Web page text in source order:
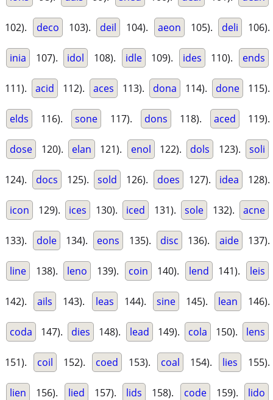
102). deco 103). deil 104). aeon 105). deli 106).
inia 107). idol 108). idle 109). ides 110). ends
111). acid 112). aces 113). dona 114). done 115).
elds 116). sone 117). dons 118). aced 119).
dose 120). elan 121). enol 122). dols 123). soli
124). docs 125). sold 126). does 127). idea 128).
icon 129). ices 130). iced 131). sole 132). acne
133). dole 134). eons 135). disc 136). aide 137).
line 138). leno 139). coin 140). lend 141). leis
142). ails 143). leas 144). sine 145). lean 146).
coda 147). dies 148). lead 149). cola 150). lens
151). coil 152). coed 153). coal 154). lies 155).
lien 156). lied 157). lids 158). code 159). lido